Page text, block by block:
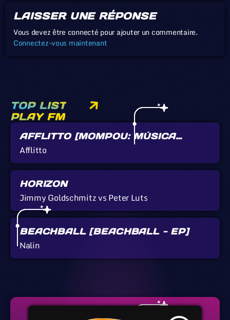
LAISSER UNE RÉPONSE
Vous devez être connecté pour ajouter un commentaire.
Connectez-vous maintenant
TOP LIST
PLAY FM
AFFLITTO [MOMPOU: MÚSICA
CALLADA]
Afflitto
HORIZON
Jimmy Goldschmitz vs Peter Luts
BEACHBALL [BEACHBALL - EP]
Nalin